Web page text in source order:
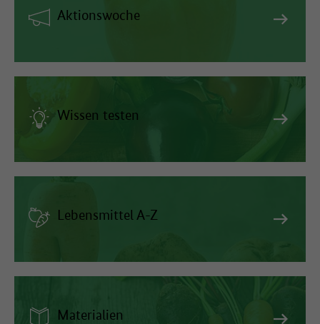
Aktionswoche
Wissen testen
Lebensmittel A-Z
Materialien